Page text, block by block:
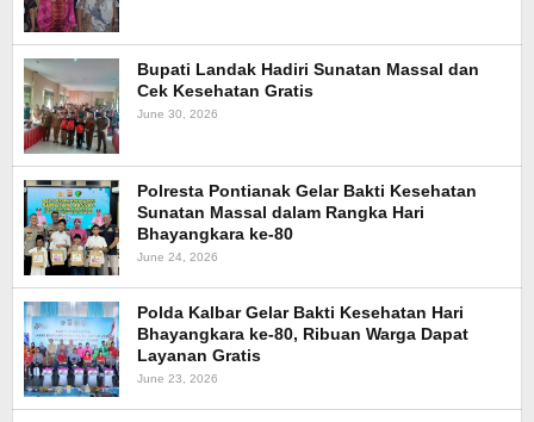
Bupati Landak Hadiri Sunatan Massal dan
Cek Kesehatan Gratis
June 30, 2026
Polresta Pontianak Gelar Bakti Kesehatan
Sunatan Massal dalam Rangka Hari
Bhayangkara ke-80
June 24, 2026
Polda Kalbar Gelar Bakti Kesehatan Hari
Bhayangkara ke-80, Ribuan Warga Dapat
Layanan Gratis
June 23, 2026